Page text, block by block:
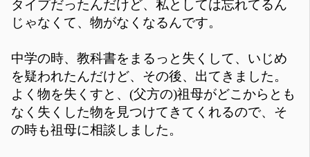
タイプだったんだけど、私としては忘れてるん
じゃなくて、物がなくなるんです。
中学の時、教科書をまるっと失くして、いじめ
を疑われたんだけど、その後、出てきました。
よく物を失くすと、(父方の)祖母がどこからとも
なく失くした物を見つけてきてくれるので、そ
の時も祖母に相談しました。